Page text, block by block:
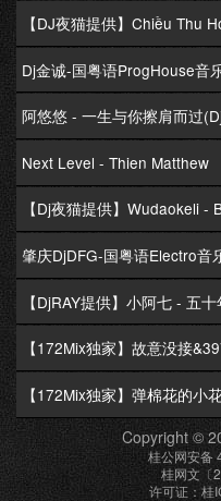
【DJ夜猫提供】Chiều Thu
Next Level - Thien Matthew
【Dj夜猫提供】Wudaokeli
肇庆DjDFG-国粤语Electro音
Copyright ©
桂公网安备
桂网文〔
许可证：桂